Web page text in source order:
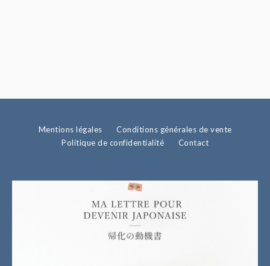
Mentions légales
Conditions générales de vente
Politique de confidentialité
Contact